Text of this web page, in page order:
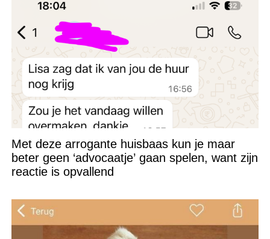
Met deze arrogante huisbaas kun je maar
beter geen ‘advocaatje’ gaan spelen, want zijn
reactie is opvallend